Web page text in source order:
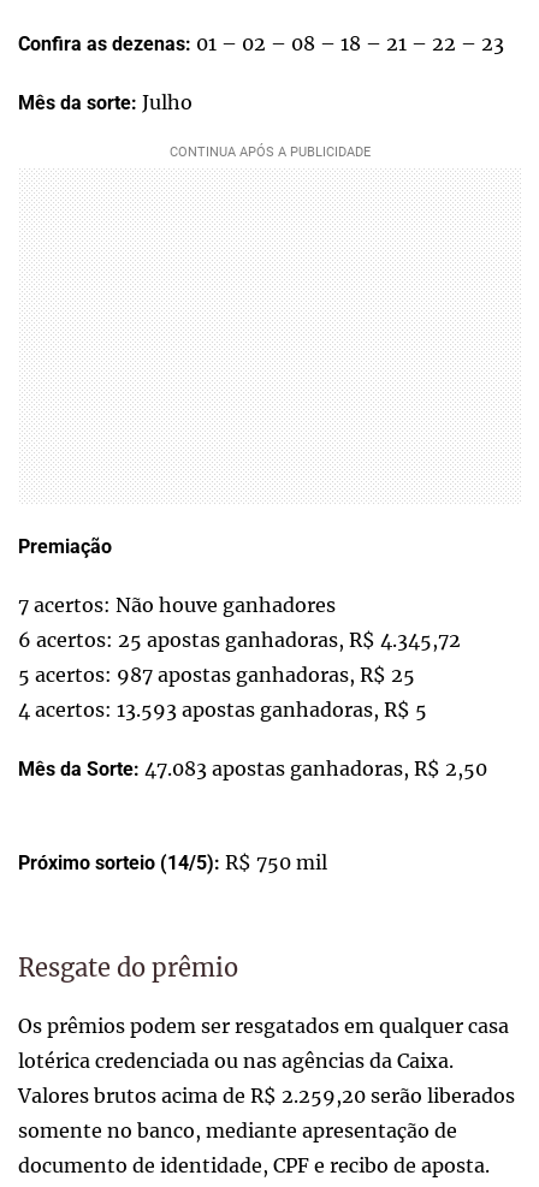
Confira as dezenas: 01 – 02 – 08 – 18 – 21 – 22 – 23
Mês da sorte: Julho
Premiação
7 acertos: Não houve ganhadores
6 acertos: 25 apostas ganhadoras, R$ 4.345,72
5 acertos: 987 apostas ganhadoras, R$ 25
4 acertos: 13.593 apostas ganhadoras, R$ 5
Mês da Sorte: 47.083 apostas ganhadoras, R$ 2,50
Próximo sorteio (14/5): R$ 750 mil
Resgate do prêmio
Os prêmios podem ser resgatados em qualquer casa
lotérica credenciada ou nas agências da Caixa.
Valores brutos acima de R$ 2.259,20 serão liberados
somente no banco, mediante apresentação de
documento de identidade, CPF e recibo de aposta.